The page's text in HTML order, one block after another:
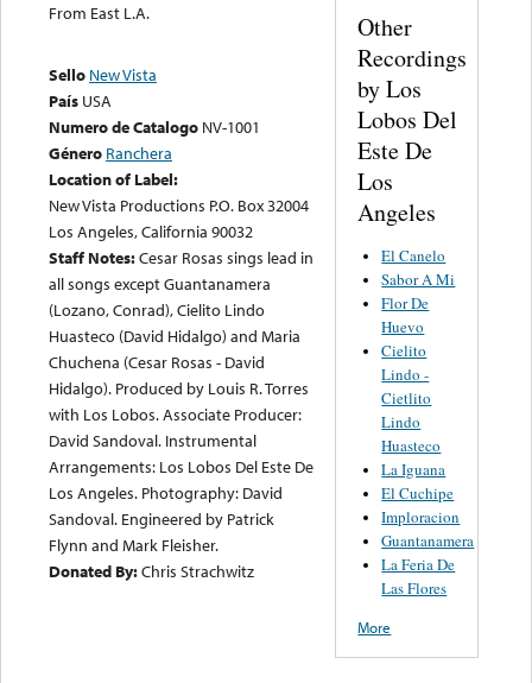
From East L.A.
Sello New Vista
País USA
Numero de Catalogo NV-1001
Género Ranchera
Location of Label:
New Vista Productions P.O. Box 32004
Los Angeles, California 90032
Staff Notes:Cesar Rosas sings lead in
all songs except Guantanamera
(Lozano, Conrad), Cielito Lindo
Huasteco (David Hidalgo) and Maria
Chuchena (Cesar Rosas - David
Hidalgo). Produced by Louis R. Torres
with Los Lobos. Associate Producer:
David Sandoval. Instrumental
Arrangements: Los Lobos Del Este De
Los Angeles. Photography: David
Sandoval. Engineered by Patrick
Flynn and Mark Fleisher.
Donated By:Chris Strachwitz
Other
Recordings
by Los
Lobos Del
Este De
Los
Angeles
El Canelo
Sabor A Mi
Flor De
Huevo
Cielito
Lindo -
Cietlito
Lindo
Huasteco
La Iguana
El Cuchipe
Imploracion
Guantanamera
La Feria De
Las Flores
More